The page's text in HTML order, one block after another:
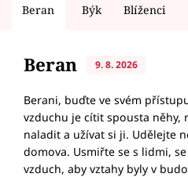
Beran Býk Blíženci
Beran 9. 8. 2026
Berani, buďte ve svém
vzduchu je cítit spousta něhy,
naladit a užívat si ji. Udělejte
domova. Usmiřte se s lidmi,
vzduch, aby vztahy byly v